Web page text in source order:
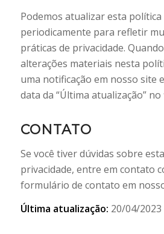
Podemos atualizar esta política
periodicamente para refletir
práticas de privacidade.
alterações materiais nesta
uma notificação em nosso site
data da “Última atualização”
CONTATO
Se você tiver dúvidas sobre
privacidade, entre em contato
formulário de contato em
Última atualização: 20/04/2023